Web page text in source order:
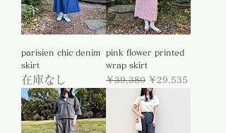
parisien chic denim
skirt
在庫なし
pink flower printed
wrap skirt
通常価格
￥39,380 セール価格
￥29,535